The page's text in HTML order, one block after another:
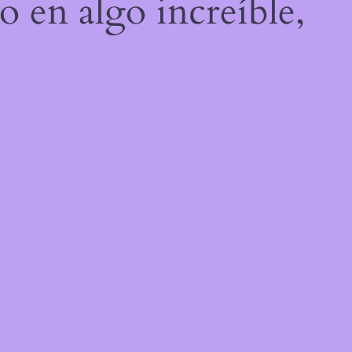
en algo increíble,